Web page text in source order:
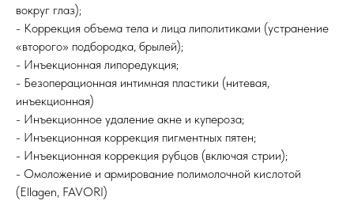
вокруг глаз);
- Коррекция объема тела и лица липолитиками (устранение
«второго» подбородка, брылей);
- Инъекционная липоредукция;
- Безоперационная интимная пластики (нитевая,
инъекционная)
- Инъекционное удаление акне и купероза;
- Инъекционная коррекция пигментных пятен;
- Инъекционная коррекция рубцов (включая стрии);
- Омоложение и армирование полимолочной кислотой
(Ellagen, FAVORI)